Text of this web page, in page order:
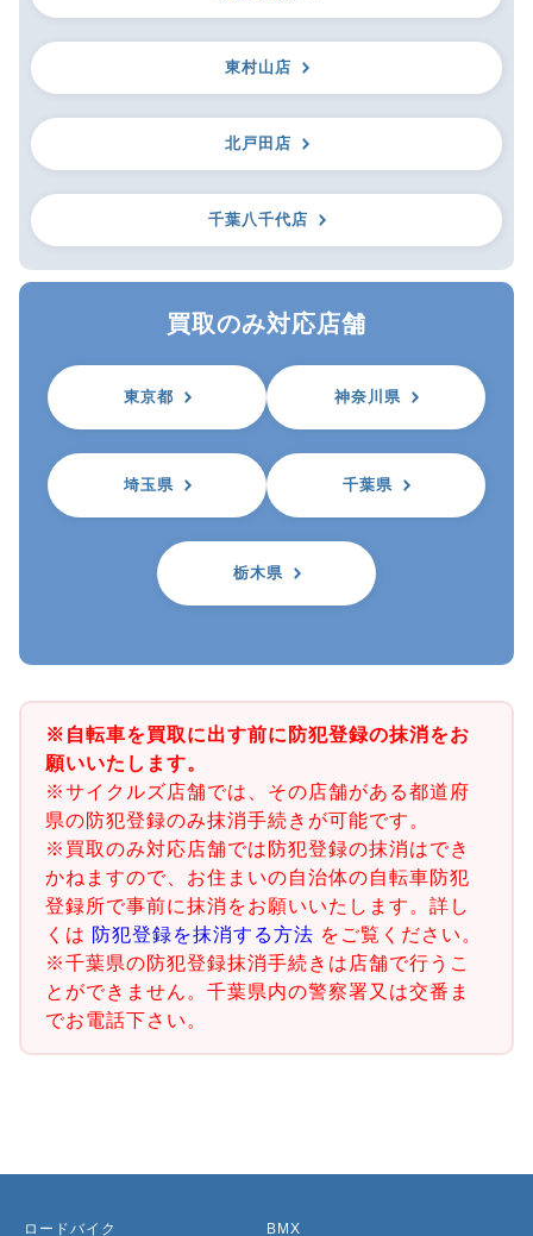
東村山店
北戸田店
千葉八千代店
買取のみ対応店舗
東京都 神奈川県
埼玉県 千葉県
栃木県
※自転車を買取に出す前に防犯登録の抹消をお
願いいたします。
※サイクルズ店舗では、その店舗がある都道府
県の防犯登録のみ抹消手続きが可能です。
※買取のみ対応店舗では防犯登録の抹消はでき
かねますので、お住まいの自治体の自転車防犯
登録所で事前に抹消をお願いいたします。詳し
くは 防犯登録を抹消する方法 をご覧ください。
※千葉県の防犯登録抹消手続きは店舗で行うこ
とができません。千葉県内の警察署又は交番ま
でお電話下さい。
ロードバイク BMX